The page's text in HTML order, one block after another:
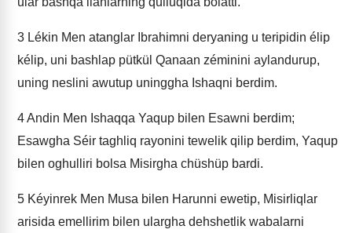
3 Lékin Men atanglar Ibrahimni deryaning u teripidin élip
kélip, uni bashlap pütkül Qanaan zéminini aylandurup,
uning neslini awutup uninggha Ishaqni berdim.
4Andin Men Ishaqqa Yaqup bilen Esawni berdim;
Esawgha Séir taghliq rayonini tewelik qilip berdim, Yaqup
bilen oghulliri bolsa Misirgha chüshüp bardi.
5 Kéyinrek Men Musa bilen Harunni ewetip, Misirliqlar
arisida emellirim bilen ulargha dehshetlik wabalarni